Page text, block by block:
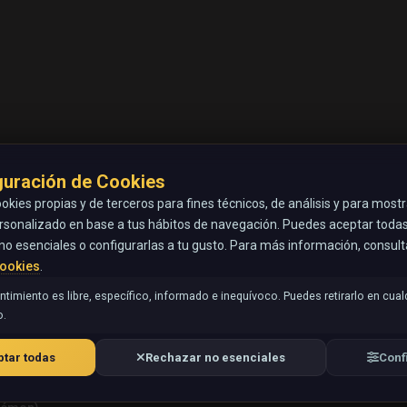
de Cookies
propias y de terceros para fines técnicos, de análisis y para
en base a tus hábitos de navegación. Puedes aceptar
esenciales o configurarlas a tu gusto. Para más información,
es libre, específico, informado e inequívoco. Puedes retirarlo en
todas Rechazar no esenciales